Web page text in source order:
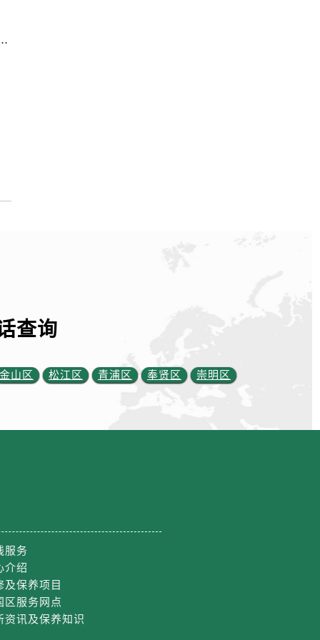
址与电话权威信息公示（2026年6月最新）
查询
金山区 松江区 青浦区 奉贤区 崇明区
服务
介绍
及保养项目
区服务网点
资讯及保养知识